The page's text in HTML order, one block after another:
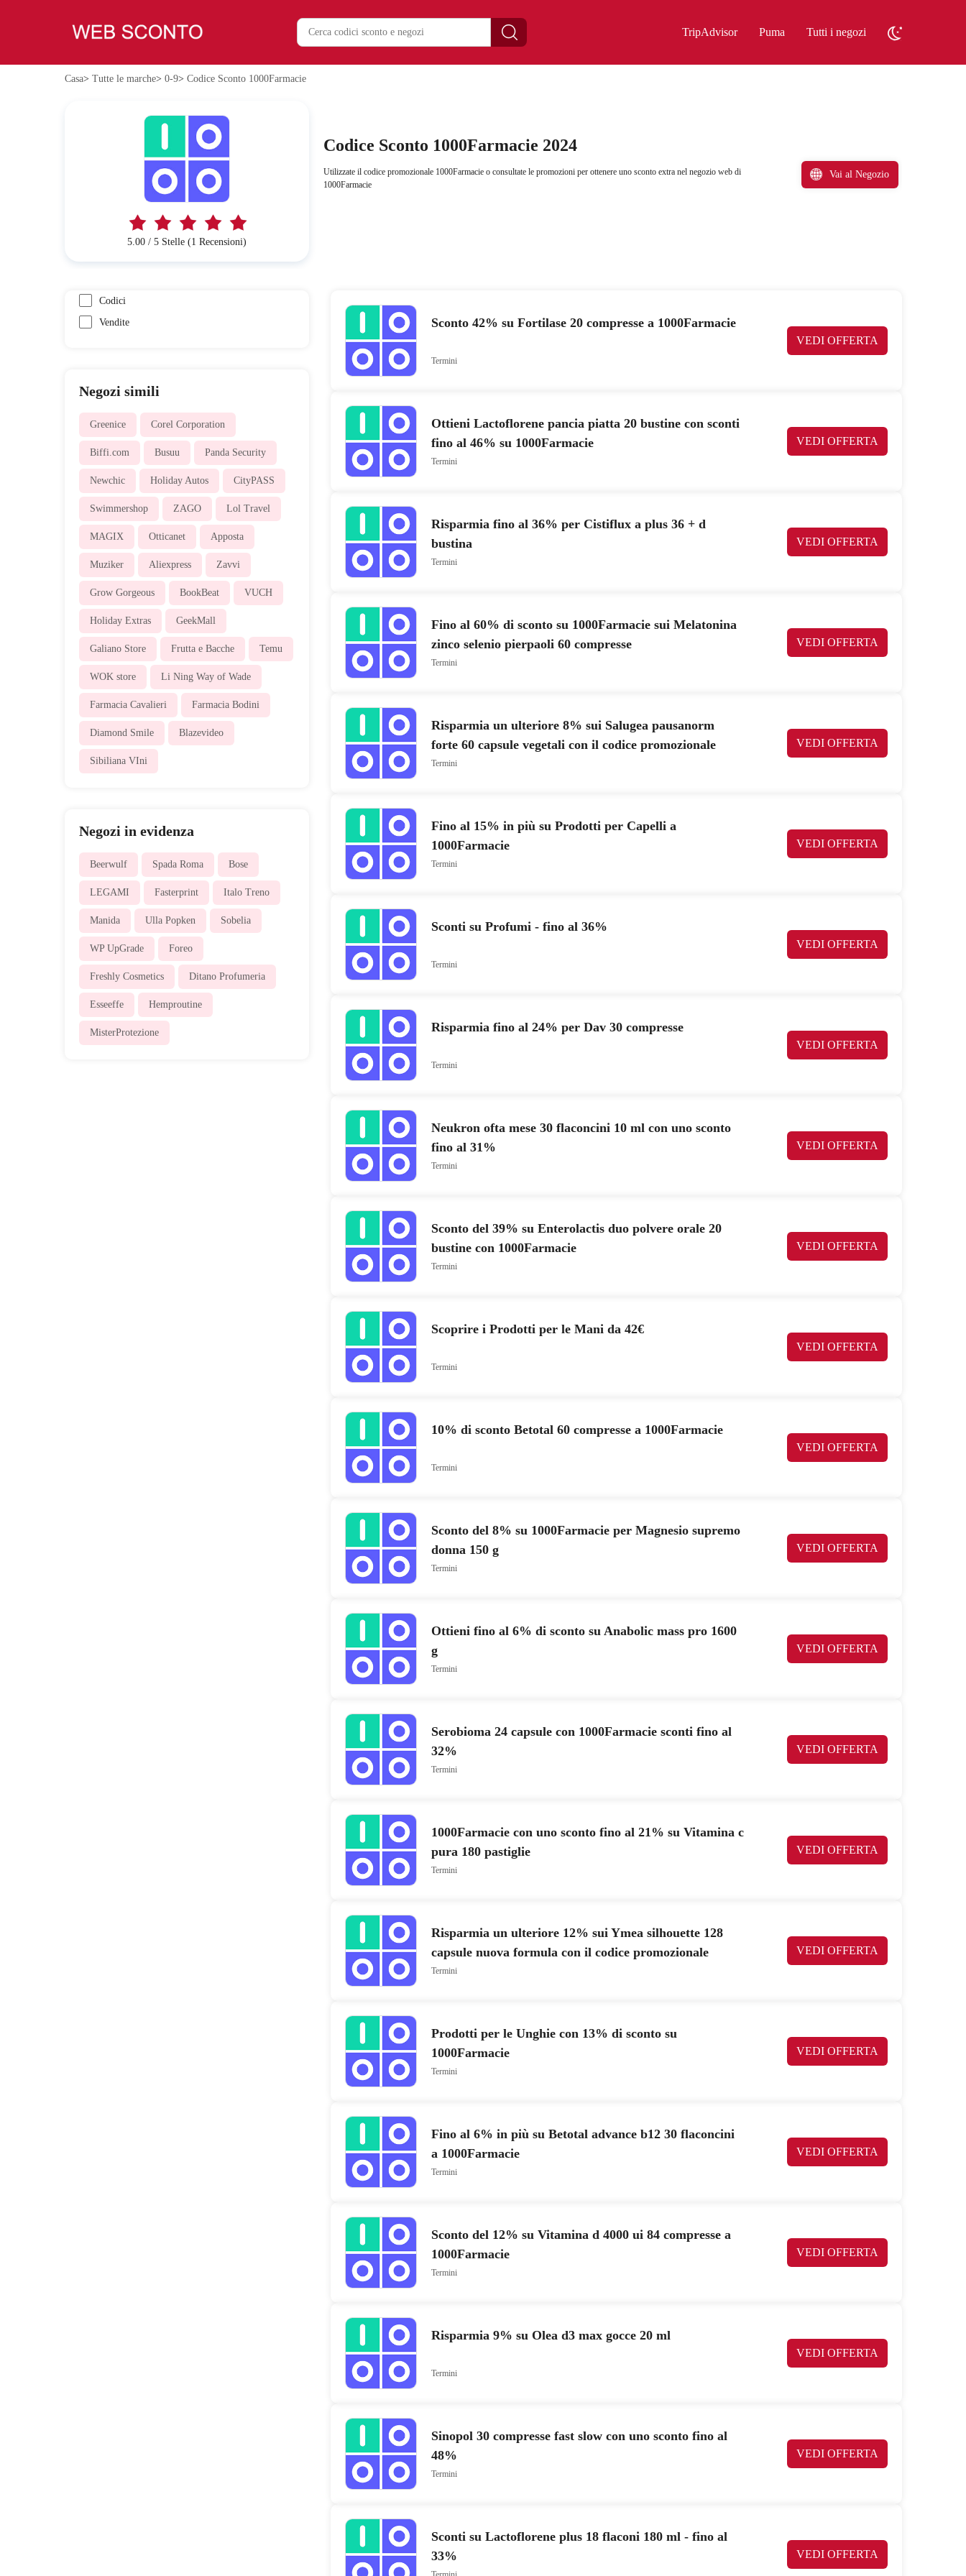
TripAdvisor Puma Tutti i negozi
Casa> Tutte le marche> 0-9> Codice Sconto 1000Farmacie
5.00 / 5 Stelle (1 Recensioni)
Codice Sconto 1000Farmacie 2024
Utilizzate il codice promozionale 1000Farmacie o consultate le promozioni per ottenere uno sconto extra nel negozio web di
1000Farmacie
Vai al Negozio
Codici
Vendite
Negozi simili
Greenice Corel Corporation
Biffi.com Busuu Panda Security
Newchic Holiday Autos CityPASS
Swimmershop ZAGO Lol Travel
MAGIX Otticanet Apposta
Muziker Aliexpress Zavvi
Grow Gorgeous BookBeat VUCH
Holiday Extras GeekMall
Galiano Store Frutta e Bacche Temu
WOK store Li Ning Way of Wade
Farmacia Cavalieri Farmacia Bodini
Diamond Smile Blazevideo
Sibiliana VIni
Negozi in evidenza
Beerwulf Spada Roma Bose
LEGAMI Fasterprint Italo Treno
Manida Ulla Popken Sobelia
WP UpGrade Foreo
Freshly Cosmetics Ditano Profumeria
Esseeffe Hemproutine
MisterProtezione
Sconto 42% su Fortilase 20 compresse a 1000Farmacie
VEDI OFFERTA
Termini
Ottieni Lactoflorene pancia piatta 20 bustine con sconti
fino al 46% su 1000Farmacie
VEDI OFFERTA
Termini
Risparmia fino al 36% per Cistiflux a plus 36 + d
bustina
VEDI OFFERTA
Termini
Fino al 60% di sconto su 1000Farmacie sui Melatonina
zinco selenio pierpaoli 60 compresse
VEDI OFFERTA
Termini
Risparmia un ulteriore 8% sui Salugea pausanorm
forte 60 capsule vegetali con il codice promozionale
1000Farmacie
VEDI OFFERTA
Termini
Fino al 15% in più su Prodotti per Capelli a
1000Farmacie
VEDI OFFERTA
Termini
Sconti su Profumi - fino al 36%
VEDI OFFERTA
Termini
Risparmia fino al 24% per Dav 30 compresse
VEDI OFFERTA
Termini
Neukron ofta mese 30 flaconcini 10 ml con uno sconto
fino al 31%
VEDI OFFERTA
Termini
Sconto del 39% su Enterolactis duo polvere orale 20
bustine con 1000Farmacie
VEDI OFFERTA
Termini
Scoprire i Prodotti per le Mani da 42€
VEDI OFFERTA
Termini
10% di sconto Betotal 60 compresse a 1000Farmacie
VEDI OFFERTA
Termini
Sconto del 8% su 1000Farmacie per Magnesio supremo
donna 150 g
VEDI OFFERTA
Termini
Ottieni fino al 6% di sconto su Anabolic mass pro 1600
g
VEDI OFFERTA
Termini
Serobioma 24 capsule con 1000Farmacie sconti fino al
32%
VEDI OFFERTA
Termini
1000Farmacie con uno sconto fino al 21% su Vitamina c
pura 180 pastiglie
VEDI OFFERTA
Termini
Risparmia un ulteriore 12% sui Ymea silhouette 128
capsule nuova formula con il codice promozionale
1000Farmacie
VEDI OFFERTA
Termini
Prodotti per le Unghie con 13% di sconto su
1000Farmacie
VEDI OFFERTA
Termini
Fino al 6% in più su Betotal advance b12 30 flaconcini
a 1000Farmacie
VEDI OFFERTA
Termini
Sconto del 12% su Vitamina d 4000 ui 84 compresse a
1000Farmacie
VEDI OFFERTA
Termini
Risparmia 9% su Olea d3 max gocce 20 ml
VEDI OFFERTA
Termini
Sinopol 30 compresse fast slow con uno sconto fino al
48%
VEDI OFFERTA
Termini
Sconti su Lactoflorene plus 18 flaconi 180 ml - fino al
33%
VEDI OFFERTA